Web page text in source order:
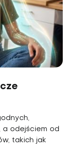
a odejściem od
takich jak